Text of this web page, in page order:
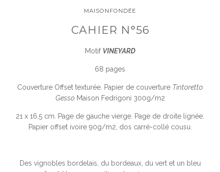
MAISONFONDÉE
CAHIER N°56
Motif VINEYARD
68 pages
Couverture Offset texturée. Papier de couverture Tintoretto
GessoMaison Fedrigoni 300g/m2
21 x 16,5 cm. Page de gauche vierge. Page de droite lignée.
Papier offset ivoire 90g/m2, dos carré-collé cousu.
Des vignobles bordelais, du bordeaux, du vert et un bleu